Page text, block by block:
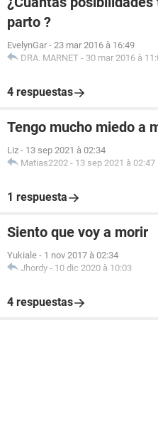
parto ?
EvelynGar - 23 mar 2016 à 16:49
DRA. MARNET - 30 mar 2016 à
4 respuestas
Tengo mucho miedo a
Liz - 13 sep 2021 à 02:34
Matias2202 - 13 sep 2021 à 02:47
1 respuesta
Siento que voy a morir
Yukiale - 1 nov 2017 à 02:34
Jhordy - 10 dic 2020 à 10:03
4 respuestas